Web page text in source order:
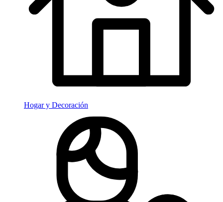
Hogar y Decoración